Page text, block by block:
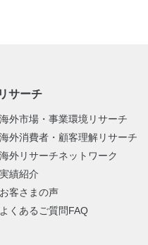
サーチ
海外市場・事業環境リサーチ
海外消費者・顧客理解リサーチ
海外リサーチネットワーク
実績紹介
お客さまの声
よくあるご質問FAQ